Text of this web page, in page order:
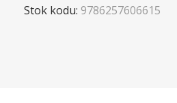
Stok kodu: 9786257606615